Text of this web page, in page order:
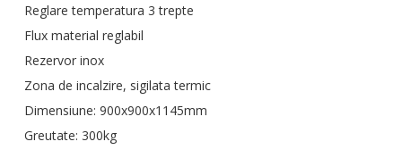
Reglare temperatura 3 trepte
Flux material reglabil
Rezervor inox
Zona de incalzire, sigilata termic
Dimensiune: 900x900x1145mm
Greutate: 300kg